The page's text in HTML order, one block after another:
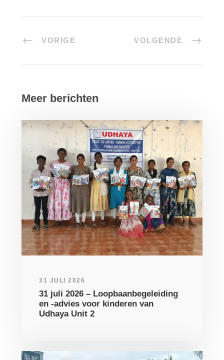
VORIGE VOLGENDE
Meer berichten
31 JULI 2026
31 juli 2026 – Loopbaanbegeleiding
en -advies voor kinderen van
Udhaya Unit 2